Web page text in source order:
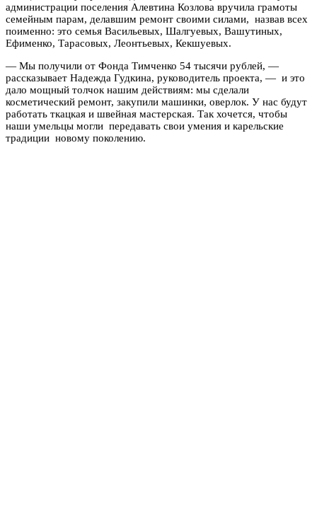
администрации поселения Алевтина Козлова вручила грамоты
семейным парам, делавшим ремонт своими силами, назвав всех
поименно: это семья Васильевых, Шалгуевых, Вашутиных,
Ефименко, Тарасовых, Леонтьевых, Кекшуевых.
— Мы получили от Фонда Тимченко 54 тысячи рублей, —
рассказывает Надежда Гудкина, руководитель проекта, — и это
дало мощный толчок нашим действиям: мы сделали
косметический ремонт, закупили машинки, оверлок. У нас будут
работать ткацкая и швейная мастерская. Так хочется, чтобы
наши умельцы могли передавать свои умения и карельские
традиции новому поколению.